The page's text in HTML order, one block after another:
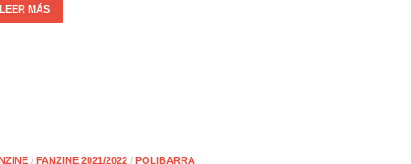
LEER MÁS
/ FANZINE 2021/2022 / POLIBARRA